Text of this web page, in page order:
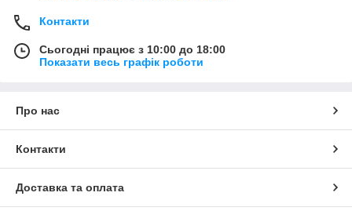
Контакти
Сьогодні працює з 10:00 до 18:00
Показати весь графік роботи
Про нас
Контакти
Доставка та оплата